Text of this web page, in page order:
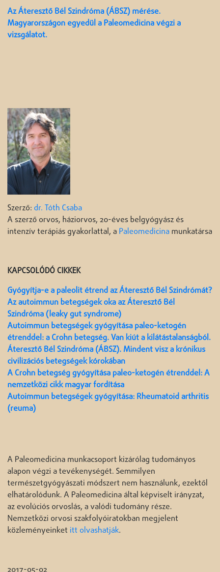
Az Áteresztő Bél Szindróma (ÁBSZ) mérése.
Magyarországon egyedül a Paleomedicina végzi a
vizsgálatot.
Szerző: dr. Tóth Csaba
A szerző orvos, háziorvos, 20-éves belgyógyász és
intenzív terápiás gyakorlattal, a Paleomedicina munkatársa
KAPCSOLÓDÓ CIKKEK
Gyógyítja-e a paleolit étrend az Áteresztő Bél Szindrómát?
Az autoimmun betegségek oka az Áteresztő Bél
Szindróma (leaky gut syndrome)
Autoimmun betegségek gyógyítása paleo-ketogén
étrenddel: a Crohn betegség. Van kiút a kilátástalanságból.
Áteresztő Bél Szindróma (ÁBSZ). Mindent visz a krónikus
civilizációs betegségek kórokában
A Crohn betegség gyógyítása paleo-ketogén étrenddel: A
nemzetközi cikk magyar fordítása
Autoimmun betegségek gyógyítása: Rheumatoid arthritis
(reuma)
A Paleomedicina munkacsoport kizárólag tudományos
alapon végzi a tevékenységét. Semmilyen
természetgyógyászati módszert nem használunk, ezektől
elhatárolódunk. A Paleomedicina által képviselt irányzat,
az evolúciós orvoslás, a valódi tudomány része.
Nemzetközi orvosi szakfolyóiratokban megjelent
közleményeinket itt olvashatják.